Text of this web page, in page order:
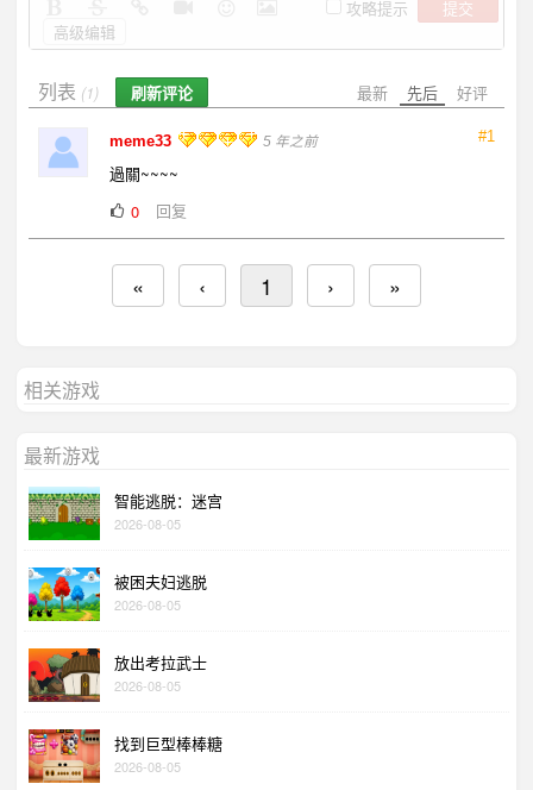
攻略提示
提交
高级编辑
最新 先后 好评
列表 (1) 刷新评论
#1
meme33 5 年之前
過關~~~~
0
回复
« ‹ 1 › »
相关游戏
最新游戏
智能逃脱：迷宫
2026-08-05
被困夫妇逃脱
2026-08-05
放出考拉武士
2026-08-05
找到巨型棒棒糖
2026-08-05